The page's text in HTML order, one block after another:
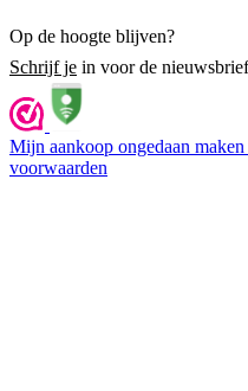
Op de hoogte blijven?
Schrijf je in voor de nieuwsbrief
Mijn aankoop ongedaan maken
voorwaarden